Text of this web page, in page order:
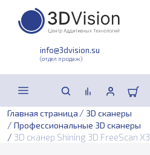
info@3dvision.su
(отдел продаж)
Главная страница / 3D сканеры
/ Профессиональные 3D сканеры
/ 3D сканер Shining 3D FreeScan X3